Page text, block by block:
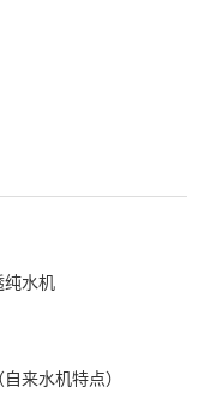
水机
来水机特点）